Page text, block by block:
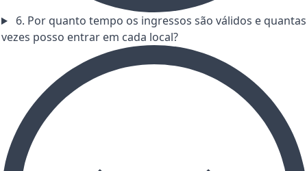
6. Por quanto tempo os ingressos são válidos e quantas
vezes posso entrar em cada local?